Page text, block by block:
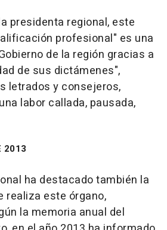
presidenta regional, este
profesional" es una
de la región gracias a
de sus dictámenes",
letrados y consejeros,
labor callada, pausada,
2013
ha destacado también la
realiza este órgano,
la memoria anual del